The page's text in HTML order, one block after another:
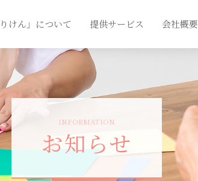
りけん」について 提供サービス 会社概要
INFORMATION
お知らせ